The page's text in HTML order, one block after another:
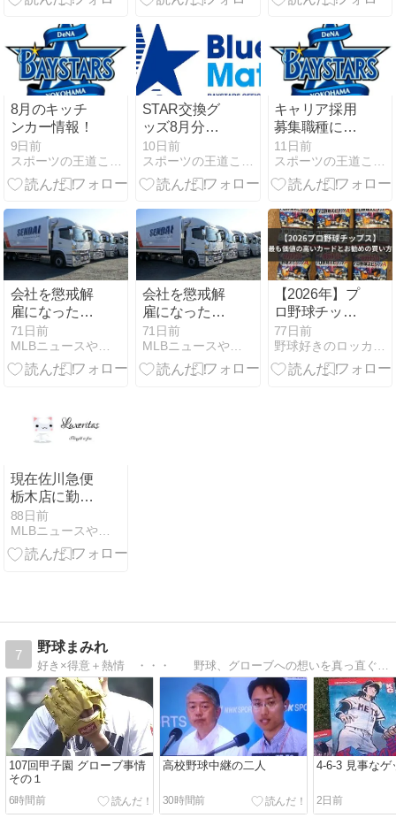
8月のキッチ
ンカー情報！
9日前
STAR交換グ
ッズ8月分ラ
インナップ！
10日前
キャリア採用
募集職種に
「経営企画担
当」「インハ
ウスデザイナ
員」追加のお
知らせ
11日前
会社を懲戒解
雇になった人
間が会社の社
長をしている
71日前
会社を懲戒解
雇になった人
間が会社の社
長をしている
71日前
【2026年】プ
ロ野球チップ
ス第一弾、高
額カードラン
キングとお勧
77日前
現在佐川急便
栃木店に勤務
していた者が
社長をしてい
る？
88日前
7
野球まみれ
107回甲子園 グローブ事情
その１
6時間前
高校野球中継の二人
30時間前
4-6-3 見事なゲ
2日前